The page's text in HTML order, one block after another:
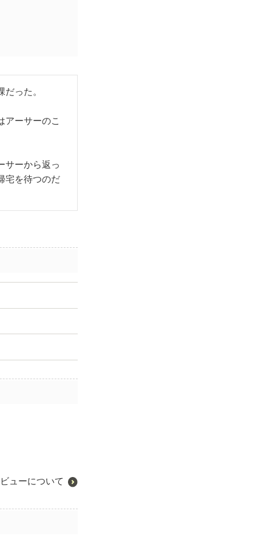
った。
アーサーのこ
サーから返っ
宅を待つのだ
ューについて